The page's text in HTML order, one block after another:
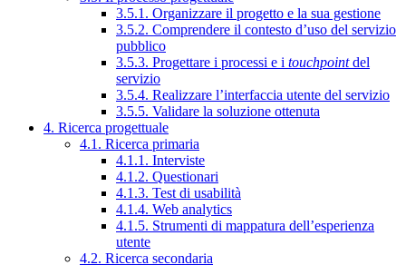
3.5.1. Organizzare il progetto e la sua gestione
3.5.2. Comprendere il contesto d’uso del servizio
pubblico
3.5.3. Progettare i processi e i touchpointdel
servizio
3.5.4. Realizzare l’interfaccia utente del servizio
3.5.5. Validare la soluzione ottenuta
4. Ricerca progettuale
4.1. Ricerca primaria
4.1.1. Interviste
4.1.2. Questionari
4.1.3. Test di usabilità
4.1.4. Web analytics
4.1.5. Strumenti di mappatura dell’esperienza
utente
4.2. Ricerca secondaria